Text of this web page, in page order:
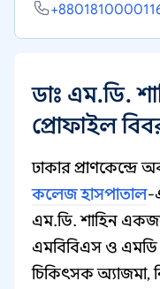
ডাঃ এম.ডি.
প্রোফাইল
ঢাকার প্রাণকেন্দ্রে
কলেজ হাসপাতাল-
এম.ডি. শাহিন
এমবিবিএস ও এমডি
চিকিৎসক অ্যাজমা,